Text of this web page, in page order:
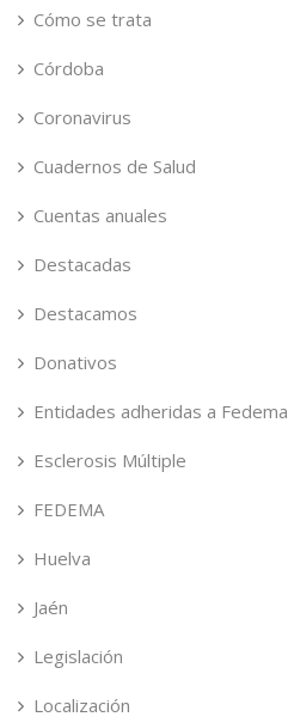
Cómo se trata
Córdoba
Coronavirus
Cuadernos de Salud
Cuentas anuales
Destacadas
Destacamos
Donativos
Entidades adheridas a Fedema
Esclerosis Múltiple
FEDEMA
Huelva
Jaén
Legislación
Localización